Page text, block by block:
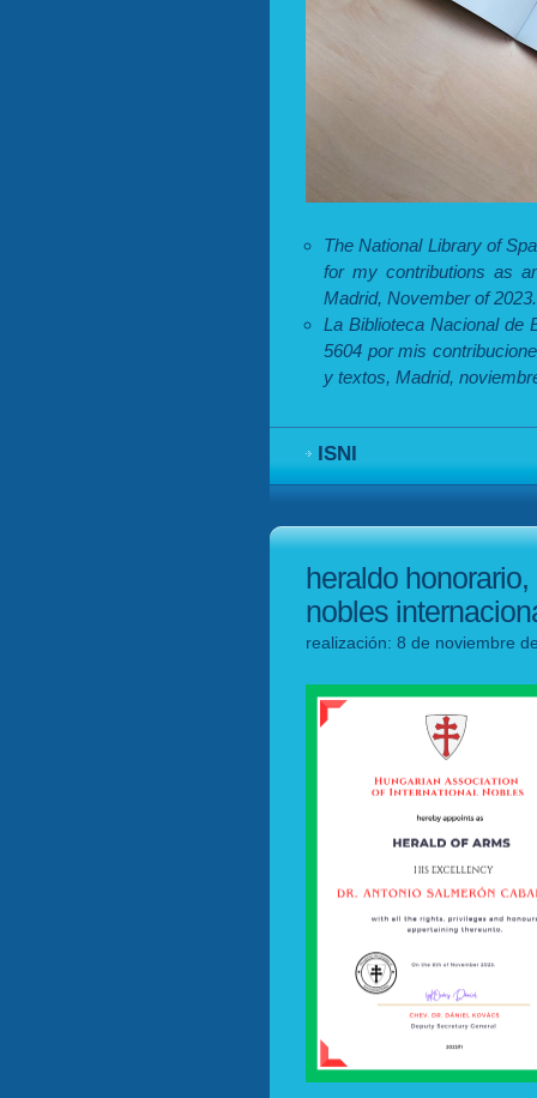
The National Library of
for my contributions as
Madrid, November of 2023.
La Biblioteca Nacional de
5604 por mis
y textos, Madrid,
ISNI
heraldo
nobles
realización: 8 de noviembre